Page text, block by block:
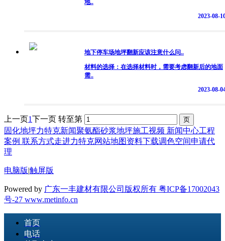
地..
2023-08-
地下停车场地坪翻新应该注意什么问..
材料的选择：在选择材料时，需要考虑翻新后的地面
需..
2023-08-
上一页1下一页 转至第
固化地坪力特克新闻聚氨酯砂浆地坪施工视频 新闻中心工程
案例 联系方式走进力特克网站地图资料下载调色空间申请代
理
电脑版|触屏版
Powered by 广东一丰建材有限公司版权所有 粤ICP备17002043
号-27 www.metinfo.cn
首页
电话